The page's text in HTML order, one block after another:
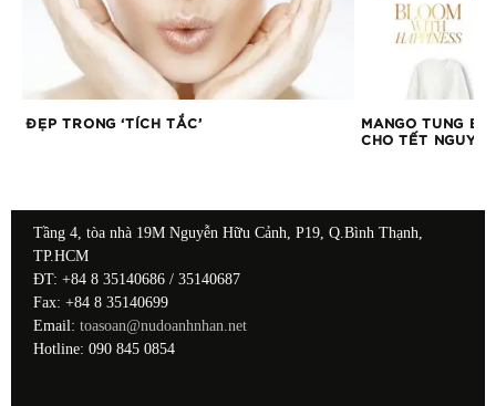
ĐẸP TRONG ‘TÍCH TẮC’
MANGO TUNG
CHO TẾT
Tầng 4, tòa nhà 19M Nguyễn Hữu Cảnh, P19, Q.Bình Thạnh,
TP.HCM
ĐT: +84 8 35140686 / 35140687
Fax: +84 8 35140699
Email: toasoan@nudoanhnhan.net
Hotline: 090 845 0854